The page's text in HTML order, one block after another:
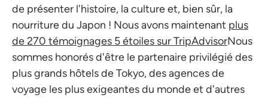
de présenter l'histoire, la culture et, bien sûr, la
nourriture du Japon ! Nous avons maintenant plus
de 270 témoignages 5 étoiles sur TripAdvisorNous
sommes honorés d'être le partenaire privilégié des
plus grands hôtels de Tokyo, des agences de
voyage les plus exigeantes du monde et d'autres